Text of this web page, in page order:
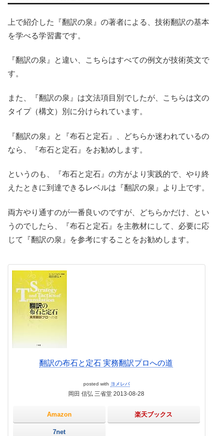
上で紹介した『翻訳の泉』の著者による、技術翻訳の基本
を学べる学習書です。
『翻訳の泉』と違い、こちらはすべての例文が技術英文で
す。
また、『翻訳の泉』は文法項目別でしたが、こちらは文の
タイプ（構文）別に分けられています。
『翻訳の泉』と『布石と定石』、どちらか迷われているの
なら、『布石と定石』をお勧めします。
というのも、『布石と定石』の方がより実践的で、やり終
えたときに到達できるレベルは『翻訳の泉』より上です。
両方やり通すのが一番良いのですが、どちらかだけ、とい
うのでしたら、『布石と定石』を主教材にして、必要に応
じて『翻訳の泉』を参考にすることをお勧めします。
翻訳の布石と定石 実務翻訳プロへの道
posted with ヨメレバ
岡田 信弘 三省堂 2013-08-28
Amazon 楽天ブックス
7net